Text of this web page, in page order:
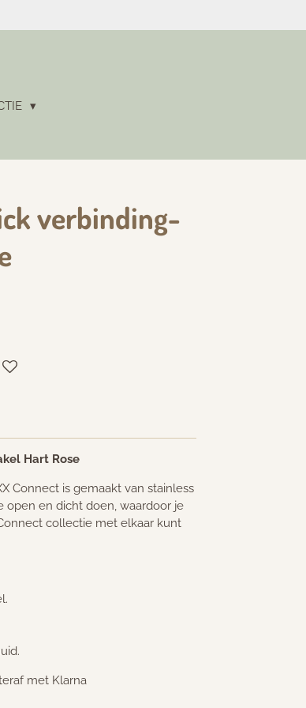
verbinding-
Hart Rose
Connect is gemaakt van stainless
open en dicht doen, waardoor je
collectie met elkaar kunt
met Klarna